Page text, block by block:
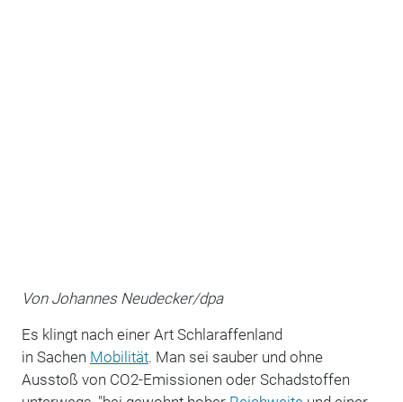
Von Johannes Neudecker/dpa
Es klingt nach einer Art Schlaraffenland
in Sachen Mobilität. Man sei sauber und ohne
Ausstoß von CO2-Emissionen oder Schadstoffen